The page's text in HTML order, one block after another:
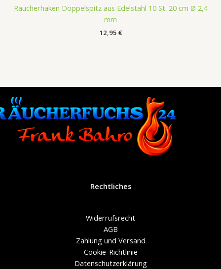
Räucherhaken Doppelspitz aus Edelstahl 10 St. 20 cm Ø 2,4
mm
12,95 €
Rechtliches
Widerrufsrecht
AGB
Zahlung und Versand
Cookie-Richtlinie
Datenschutzerklärung